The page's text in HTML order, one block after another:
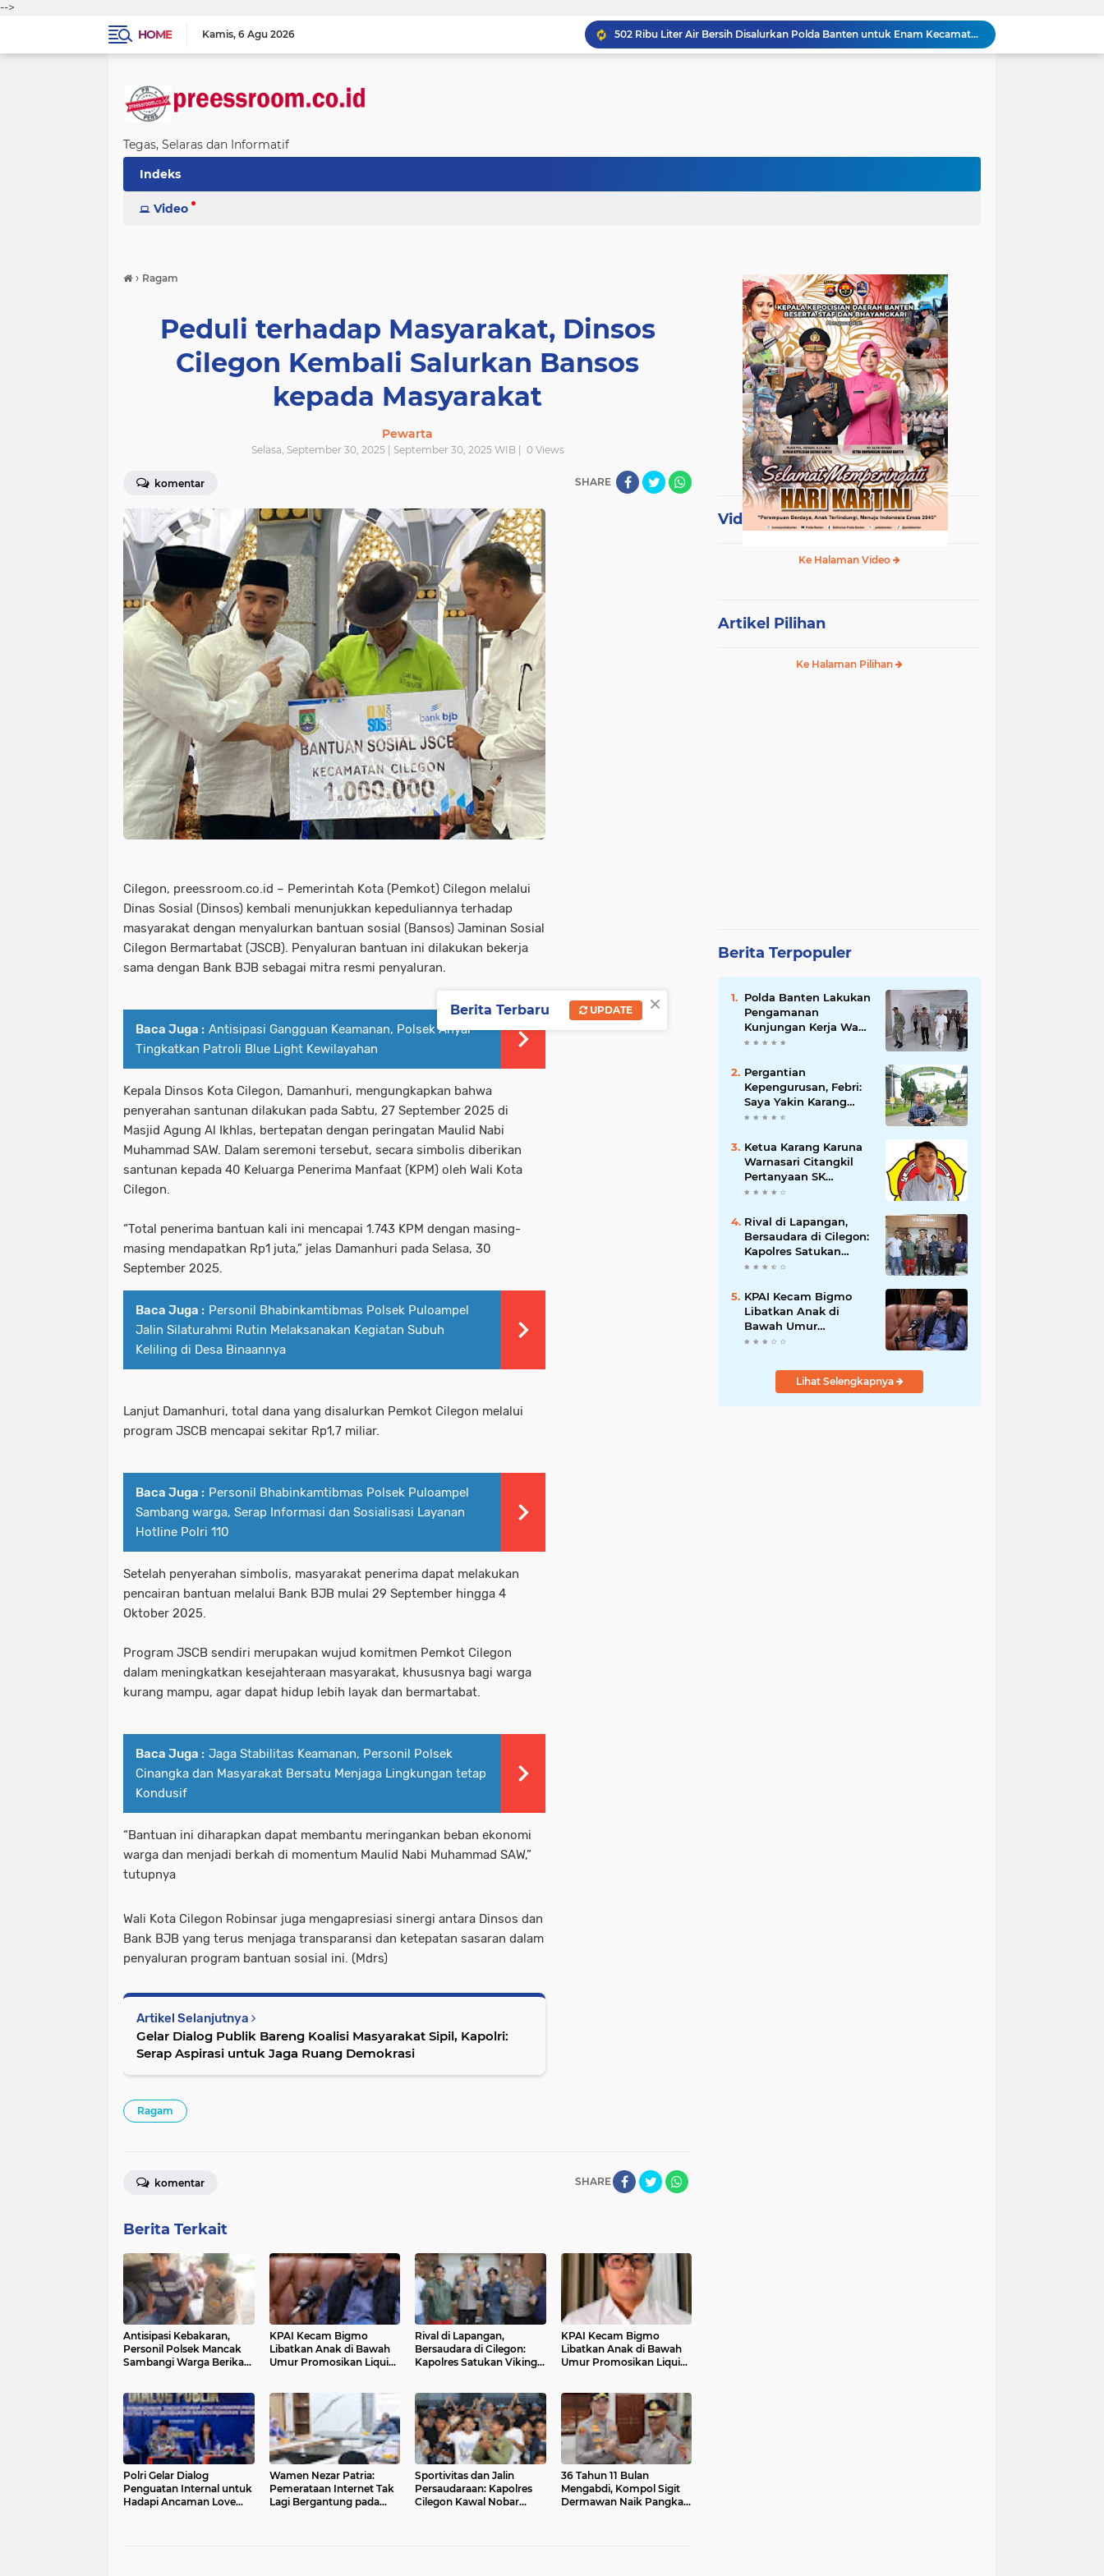
-->
HOME
Kamis 6 Agu 2026
502 Ribu Liter Air Bersih Disalurkan Polda Banten untuk Enam Kecamatan di Kabupaten Serang
Melalui Talkshow RRI Banten, Polda Banten Edukasi Masyarakat tentang Bahaya Karhutla dan Konsekuensi Hukum Pembakaran Lahan
Bhabinkamtibmas Polsek Puloampel Sambang Warganya, Himbau Bahaya Bakar Sampah dan Sosialisasikan Layanan 110
Tegas, Selaras dan Informatif
Indeks
Video
› Ragam
Peduli terhadap Masyarakat, Dinsos
Cilegon Kembali Salurkan Bansos
kepada Masyarakat
Pewarta
Selasa, September 30, 2025 | September 30, 2025 WIB | 0Views
komentar SHARE
Cilegon, preessroom.co.id – Pemerintah Kota (Pemkot) Cilegon melalui
Dinas Sosial (Dinsos) kembali menunjukkan kepeduliannya terhadap
masyarakat dengan menyalurkan bantuan sosial (Bansos) Jaminan Sosial
Cilegon Bermartabat (JSCB). Penyaluran bantuan ini dilakukan bekerja
sama dengan Bank BJB sebagai mitra resmi penyaluran.
Baca Juga : Antisipasi Gangguan Keamanan, Polsek Anyar
Tingkatkan Patroli Blue Light Kewilayahan
Kepala Dinsos Kota Cilegon, Damanhuri, mengungkapkan bahwa
penyerahan santunan dilakukan pada Sabtu, 27 September 2025 di
Masjid Agung Al Ikhlas, bertepatan dengan peringatan Maulid Nabi
Muhammad SAW. Dalam seremoni tersebut, secara simbolis diberikan
santunan kepada 40 Keluarga Penerima Manfaat (KPM) oleh Wali Kota
Cilegon.
“Total penerima bantuan kali ini mencapai 1.743 KPM dengan masing-
masing mendapatkan Rp1 juta,” jelas Damanhuri pada Selasa, 30
September 2025.
Baca Juga : Personil Bhabinkamtibmas Polsek Puloampel
Jalin Silaturahmi Rutin Melaksanakan Kegiatan Subuh
Keliling di Desa Binaannya
Lanjut Damanhuri, total dana yang disalurkan Pemkot Cilegon melalui
program JSCB mencapai sekitar Rp1,7 miliar.
Baca Juga : Personil Bhabinkamtibmas Polsek Puloampel
Sambang warga, Serap Informasi dan Sosialisasi Layanan
Hotline Polri 110
Setelah penyerahan simbolis, masyarakat penerima dapat melakukan
pencairan bantuan melalui Bank BJB mulai 29 September hingga 4
Oktober 2025.
Program JSCB sendiri merupakan wujud komitmen Pemkot Cilegon
dalam meningkatkan kesejahteraan masyarakat, khususnya bagi warga
kurang mampu, agar dapat hidup lebih layak dan bermartabat.
Baca Juga : Jaga Stabilitas Keamanan, Personil Polsek
Cinangka dan Masyarakat Bersatu Menjaga Lingkungan tetap
Kondusif
“Bantuan ini diharapkan dapat membantu meringankan beban ekonomi
warga dan menjadi berkah di momentum Maulid Nabi Muhammad SAW,”
tutupnya
Wali Kota Cilegon Robinsar juga mengapresiasi sinergi antara Dinsos dan
Bank BJB yang terus menjaga transparansi dan ketepatan sasaran dalam
penyaluran program bantuan sosial ini. (Mdrs)
Artikel Selanjutnya
Gelar Dialog Publik Bareng Koalisi Masyarakat Sipil, Kapolri:
Serap Aspirasi untuk Jaga Ruang Demokrasi
Ragam
SHARE
komentar
Berita Terkait
Antisipasi Kebakaran,
Personil Polsek Mancak
Sambangi Warga Berikan
KPAI Kecam Bigmo
Libatkan Anak di Bawah
Umur Promosikan Liquid
Rival di Lapangan,
Bersaudara di Cilegon:
Kapolres Satukan Viking
Presiden 2026
KPAI Kecam Bigmo
Libatkan Anak di Bawah
Umur Promosikan Liquid
Polri Gelar Dialog
Penguatan Internal untuk
Hadapi Ancaman Love
Wamen Nezar Patria:
Pemerataan Internet Tak
Lagi Bergantung pada
Sportivitas dan Jalin
Persaudaraan: Kapolres
Cilegon Kawal Nobar
36 Tahun 11 Bulan
Mengabdi, Kompol Sigit
Dermawan Naik Pangkat
Video Terpopuler
Ke Halaman Video
Artikel Pilihan
Ke Halaman Pilihan
Berita Terpopuler
Polda Banten Lakukan
Pengamanan
Kunjungan Kerja Wakil
Presiden RI
Pergantian
Kepengurusan, Febri:
Saya Yakin Karang
Taruna Wanakarsa
Kepemimpinan Bung
Entus Jauh Membawa
Manfaat
Ketua Karang Karuna
Warnasari Citangkil
Pertanyaan SK
Karetaker dan Urgensi
Berduka
Rival di Lapangan,
Bersaudara di Cilegon:
Kapolres Satukan
Viking dan Jak Mania
Piala Presiden 2026
KPAI Kecam Bigmo
Libatkan Anak di
Bawah Umur
Promosikan Liquid
Bertindak Tegas
Lihat Selengkapnya
×
Berita Terbaru UPDATE